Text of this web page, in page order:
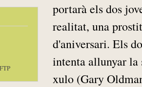
portarà els dos
realitat, una
d'aniversari. Els
intenta allunyar la
xulo (Gary